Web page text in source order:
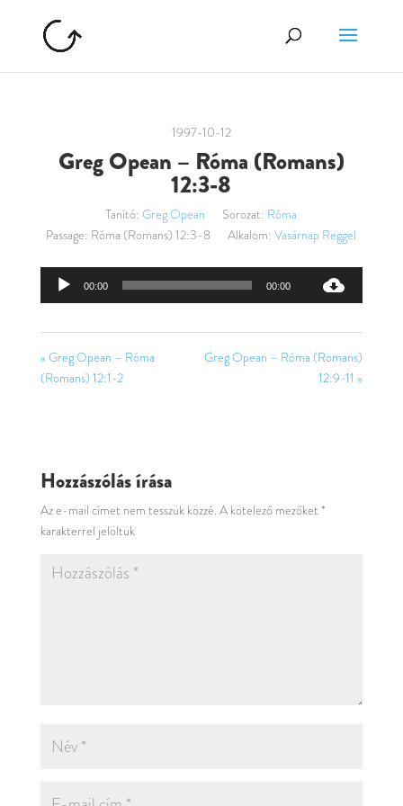
1997-10-12
Greg Opean – Róma (Romans)
12:3-8
Tanító: Greg Opean Sorozat: Róma
Passage: Róma (Romans) 12:3-8 Alkalom: Vasárnap Reggel
Audió
00:00 00:00
« Greg Opean – Róma
(Romans) 12:1-2
Greg Opean – Róma (Romans)
12:9-11 »
Hozzászólás írása
Az e-mail címet nem tesszük közzé. A kötelező mezőket *
karakterrel jelöltük